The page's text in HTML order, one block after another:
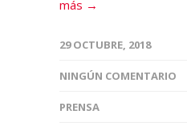
más →
29 OCTUBRE, 2018
NINGÚN COMENTARIO
PRENSA